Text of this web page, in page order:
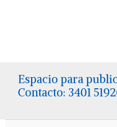
Espacio para
Contacto: 3401